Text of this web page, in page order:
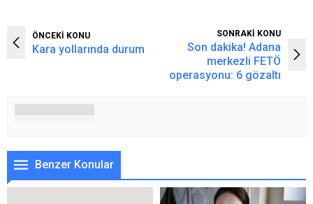
ÖNCEKİ KONU
Kara yollarında durum
SONRAKİ KONU
Son dakika! Adana
merkezli FETÖ
operasyonu: 6 gözaltı
Benzer Konular